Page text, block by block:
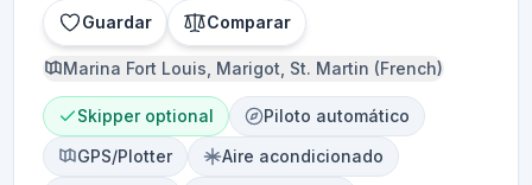
Guardar Comparar
Marina Fort Louis, Marigot, St. Martin (French)
Skipper optional
Piloto automático
GPS/Plotter
Aire acondicionado